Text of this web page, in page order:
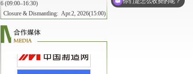
6 (09:00–16:30)
Closure & Dismantling: Apr.2, 2026(15:00)